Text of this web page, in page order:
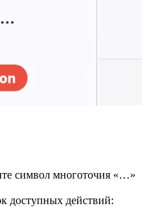
символ многоточия «…»
доступных действий: